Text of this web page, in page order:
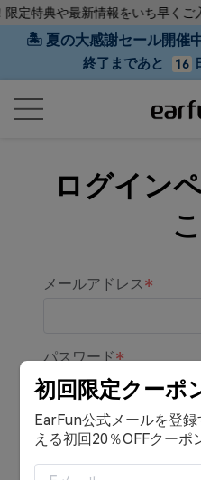
定特典や最新情報をいち早くご
🏝 夏の大感謝セール開催
終了まであと 16
ログイン
メールアドレス
パスワード
ログイン状態を保持す
ロ
初回限定クーポ
EarFun公式メールを登
える初回20％OFFクーポ